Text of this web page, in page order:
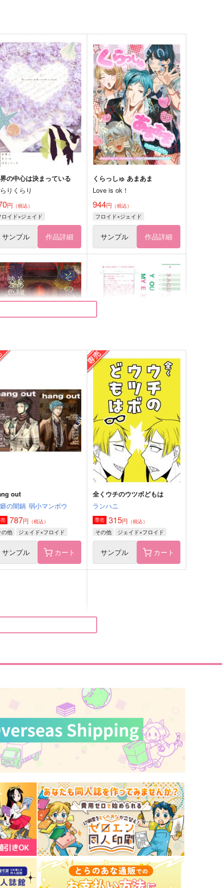
の中心は決まっている
りくらり
円 （税込）
ロイド×ジェイド
サンプル 作品詳細
くらっしゅ あまあま
Love is ok！
944円 （税込）
フロイド×ジェイド
サンプル 作品詳細
瞳に映る色
の闇鍋
円（税込）
ロイド×ジェイド
きみはぼくを裏切らない
好機命中
755円（税込）
ジェイド×フロイド
サンプル 作品詳細
楽園
ＨＥＲＯ
out
の闇鍋 弱小マンボウ
787円 （税込）
の他 ジェイド×フロイド
サンプル カート
全くウチのウツボどもは
ランハニ
専売 315円 （税込）
その他 ジェイド×フロイド
サンプル カート